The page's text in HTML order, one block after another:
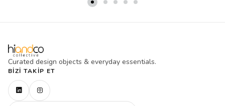
Curated design objects & everyday essentials.
BIZI TAKIP ET